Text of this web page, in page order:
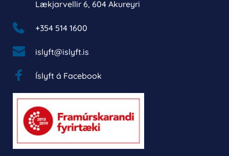
Lækjarvellir 6, 604 Akureyri
+354 514 1600
islyft@islyft.is
Íslyft á Facebook